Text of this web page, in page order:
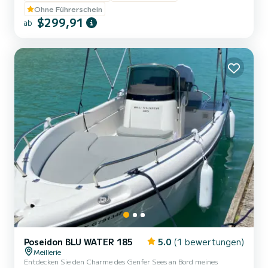
Getränkehalter, Badeleiter, Bluetooth-Station, USB-Anschluss,
Sonnendeck, Sonnensegel ... Rettungswesten für Erwachsene und
Kinder ab 3 kg. Sicherheitsausrüstung nach Norm. Zeitschlitze: -
Ohne Führerschein
ab $299,91
Poseidon BLU WATER 185 5.0 (1 bewertungen)
Meillerie
Entdecken Sie den Charme des Genfer Sees an Bord meines